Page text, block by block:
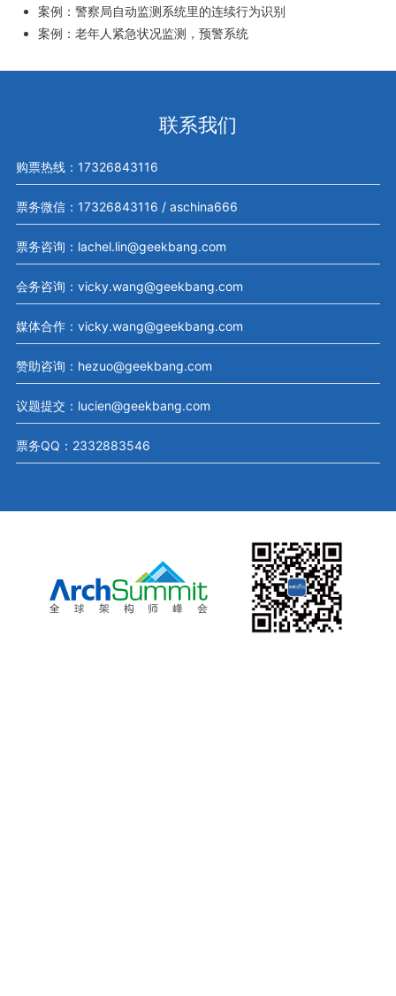
案例：警察局自动监测系统里的连续行为识别
案例：老年人紧急状况监测，预警系统
联系我们
购票热线：17326843116
票务微信：17326843116 / aschina666
票务咨询：lachel.lin@geekbang.com
会务咨询：vicky.wang@geekbang.com
媒体合作：vicky.wang@geekbang.com
赞助咨询：hezuo@geekbang.com
议题提交：lucien@geekbang.com
票务QQ：2332883546